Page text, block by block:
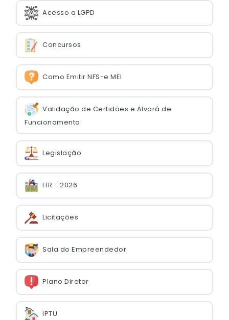
Acesso a LGPD
Concursos
Como Emitir NFS-e MEI
Validação de Certidões e Alvará de
Funcionamento
Legislação
ITR - 2026
Licitações
Sala do Empreendedor
Plano Diretor
IPTU